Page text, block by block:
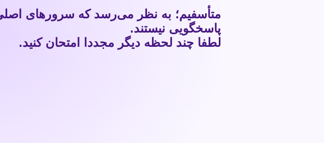
متأسفیم؛ به نظر می‌رسد که سرورهای
پاسخگویی نیستند.
لطفا چند لحظه دیگر مجددا امتحان کنید.